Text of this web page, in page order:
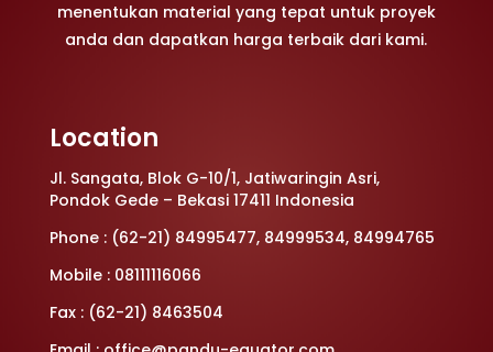
menentukan material yang tepat untuk proyek
anda dan dapatkan harga terbaik dari kami.
Location
Jl. Sangata, Blok G-10/1, Jatiwaringin Asri,
Pondok Gede – Bekasi 17411 Indonesia
Phone : (62-21) 84995477, 84999534, 84994765
Mobile : 08111116066
Fax : (62-21) 8463504